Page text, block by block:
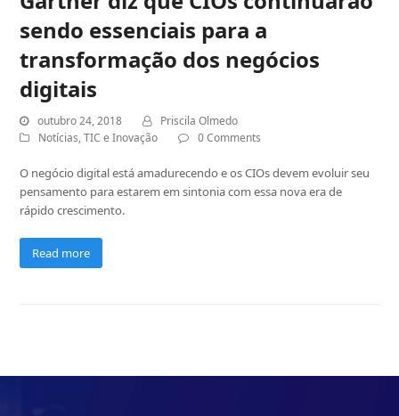
sendo essenciais para a
transformação dos negócios
digitais
outubro 24, 2018
Priscila Olmedo
Notícias,TIC e Inovação 0 Comments
O negócio digital está amadurecendo e os CIOs devem evoluir seu
pensamento para estarem em sintonia com essa nova era de
rápido crescimento.
Read more